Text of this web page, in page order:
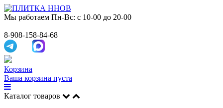
Мы работаем Пн-Вс: с 10-00 до 20-00
8-908-158-84-68
Корзина
Ваша корзина пуста
Каталог товаров